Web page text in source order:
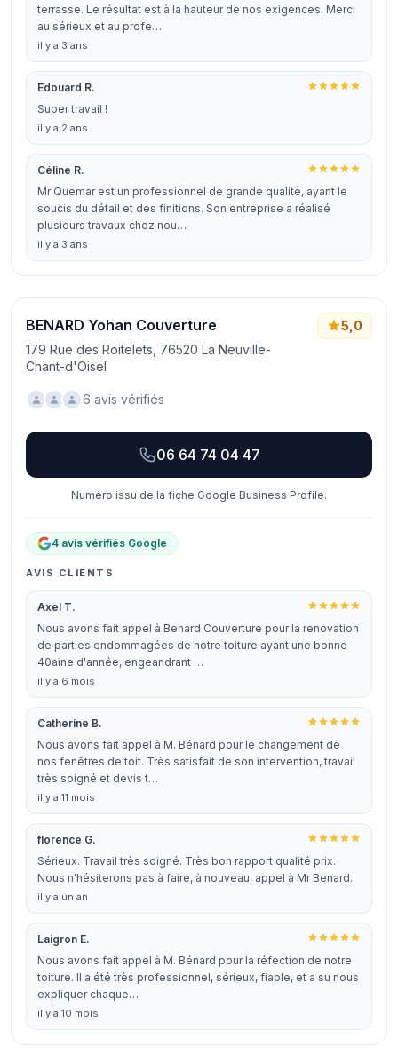
terrasse. Le résultat est à la hauteur de nos exigences. Merci
au sérieux et au profe…
il y a 3 ans
Edouard R.
Super travail !
il y a 2 ans
Céline R.
Mr Quemar est un professionnel de grande qualité, ayant le
soucis du détail et des finitions. Son entreprise a réalisé
plusieurs travaux chez nou…
il y a 3 ans
BENARD Yohan Couverture
179 Rue des Roitelets, 76520 La Neuville-
Chant-d'Oisel
5,0
6 avis vérifiés
06 64 74 04 47
Numéro issu de la fiche Google Business Profile.
4 avis vérifiés Google
AVIS CLIENTS
Axel T.
Nous avons fait appel à Benard Couverture pour la renovation
de parties endommagées de notre toiture ayant une bonne
40aine d'année, engeandrant …
il y a 6 mois
Catherine B.
Nous avons fait appel à M. Bénard pour le changement de
nos fenêtres de toit. Très satisfait de son intervention, travail
très soigné et devis t…
il y a 11 mois
florence G.
Sérieux. Travail très soigné. Très bon rapport qualité prix.
Nous n'hésiterons pas à faire, à nouveau, appel à Mr Benard.
il y a un an
Laigron E.
Nous avons fait appel à M. Bénard pour la réfection de notre
toiture. Il a été très professionnel, sérieux, fiable, et a su nous
expliquer chaque…
il y a 10 mois